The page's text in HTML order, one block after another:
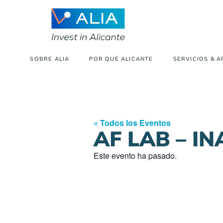
SOBRE ALIA POR QUÉ ALICANTE SERVICIOS &
« Todos los Eventos
AF LAB –
Este evento ha pasado.